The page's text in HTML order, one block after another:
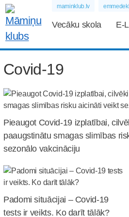
maminklub.lv
Vecāku skola E-
Covid-19
Pieaugot Covid-19 izplatībai,
paaugstinātu smagas slimības
sezonālo vakcināciju
Padomi situācijai – Covid-19
tests ir veikts. Ko darīt tālāk?